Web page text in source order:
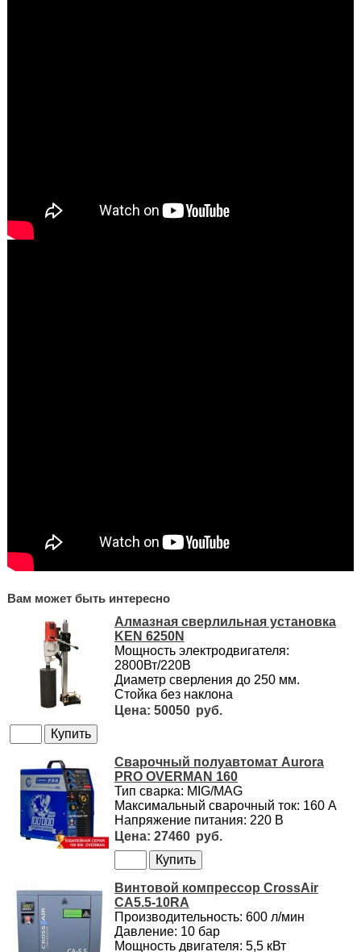
Вам может быть интересно
Алмазная сверлильная установка
KEN 6250N
Мощность электродвигателя:
2800Вт/220В
Диаметр сверления до 250 мм.
Стойка без наклона
50050
Сварочный полуавтомат Aurora
PRO OVERMAN 160
Тип сварка: MIG/MAG
Максимальный сварочный ток: 160 А
Напряжение питания: 220 В
27460
Винтовой компрессор CrossAir
CA5.5-10RA
Производительность: 600 л/мин
Давление: 10 бар
Мощность двигателя: 5,5 кВт